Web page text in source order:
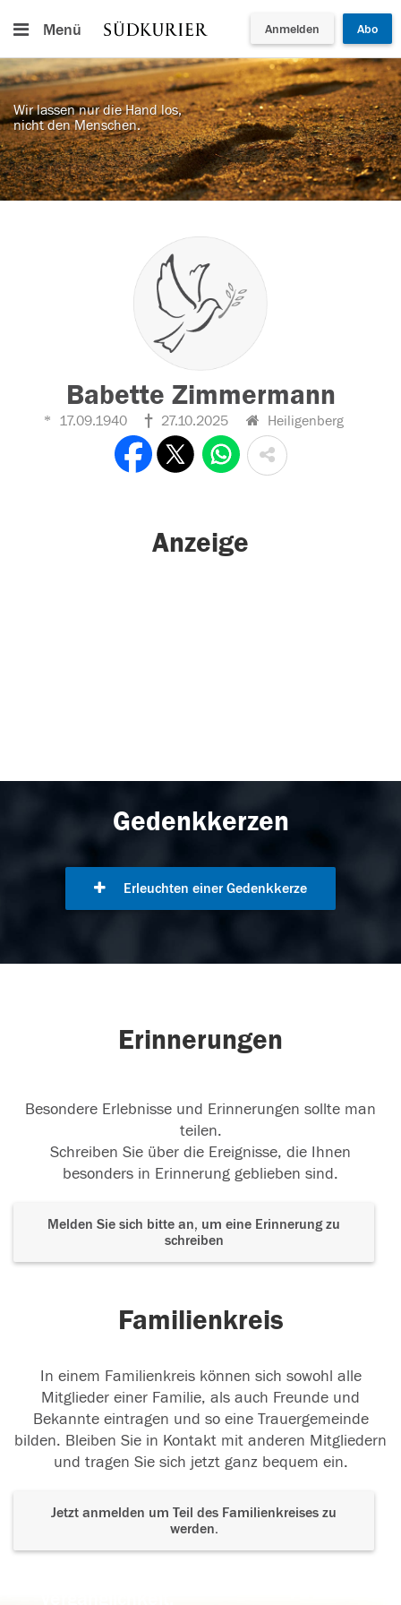
Menü Anmelden Abo
Wir lassen nur die Hand los,
nicht den Menschen.
Babette Zimmermann
17.09.1940 27.10.2025 Heiligenberg
Anzeige
Gedenkkerzen
Erleuchten einer Gedenkkerze
Erinnerungen
Besondere Erlebnisse und Erinnerungen sollte man
teilen.
Schreiben Sie über die Ereignisse, die Ihnen
besonders in Erinnerung geblieben sind.
Melden Sie sich bitte an, um eine Erinnerung zu
schreiben
Familienkreis
In einem Familienkreis können sich sowohl alle
Mitglieder einer Familie, als auch Freunde und
Bekannte eintragen und so eine Trauergemeinde
bilden. Bleiben Sie in Kontakt mit anderen Mitgliedern
und tragen Sie sich jetzt ganz bequem ein.
Jetzt anmelden um Teil des Familienkreises zu
werden.